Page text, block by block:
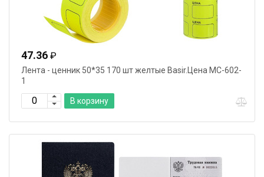
47.36 ₽
Лента - ценник 50*35 170 шт желтые Basir.Цена МС-602-
1
В корзину